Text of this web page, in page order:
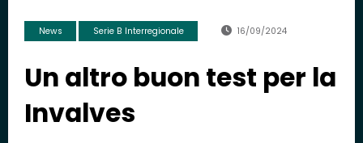
News Serie B Interregionale 16/09/2024
Un altro buon test per la
Invalves